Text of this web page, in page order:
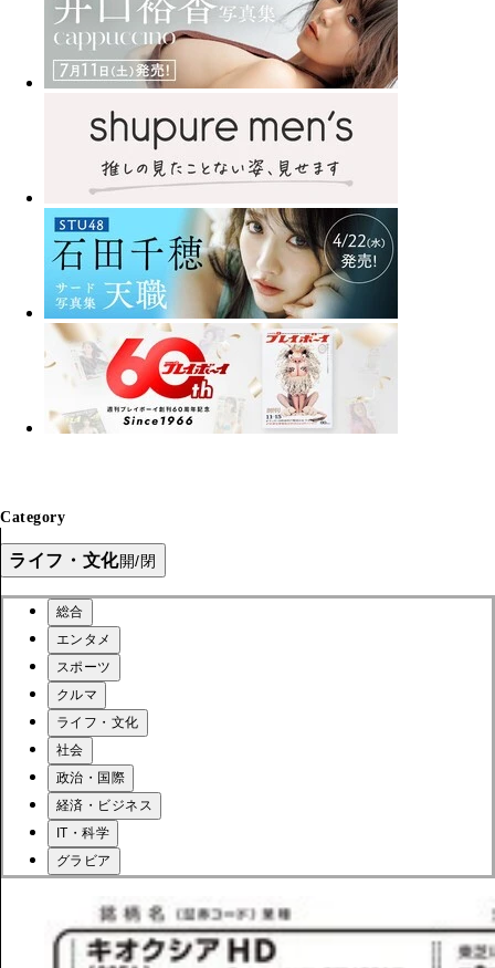
Category
ライフ・文化開/閉
総合
エンタメ
スポーツ
クルマ
ライフ・文化
社会
政治・国際
経済・ビジネス
IT・科学
グラビア